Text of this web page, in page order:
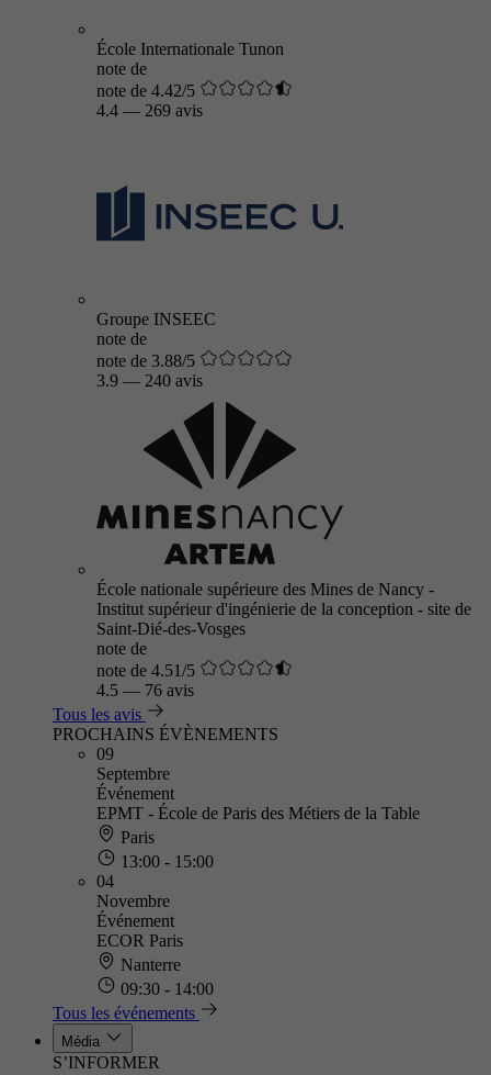
École Internationale Tunon
note de
note de 4.42/5
4.4 — 269 avis
Groupe INSEEC
note de
note de 3.88/5
3.9 — 240 avis
École nationale supérieure des Mines de Nancy -
Institut supérieur d'ingénierie de la conception - site de
Saint-Dié-des-Vosges
note de
note de 4.51/5
4.5 — 76 avis
Tous les avis
PROCHAINS ÉVÈNEMENTS
09
Septembre
Événement
EPMT - École de Paris des Métiers de la Table
Paris
13:00 - 15:00
04
Novembre
Événement
ECOR Paris
Nanterre
09:30 - 14:00
Tous les événements
Média
S’INFORMER